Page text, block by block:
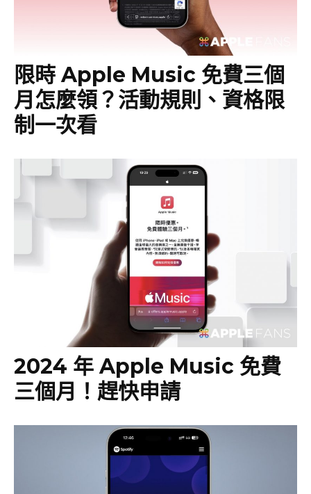
限時 Apple Music 免費三個
月怎麼領？活動規則、資格限
制一次看
2024 年 Apple Music 免費
三個月！趕快申請